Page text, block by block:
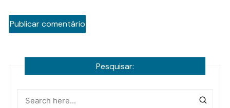
Pesquisar: